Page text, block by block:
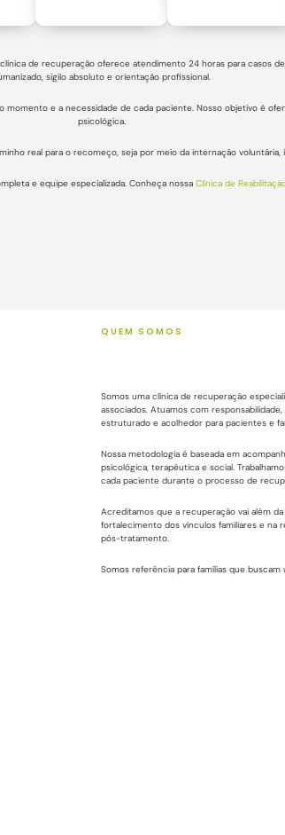
de recuperação oferece atendimento 24 horas para
sigilo absoluto e orientação profissional.
momento e a necessidade de cada paciente. Nosso objetivo
psicológica.
real para o recomeço, seja por meio da internação
e equipe especializada. Conheça nossa Clínica de
QUEM SOMOS
Somos uma clínica de recuperação
associados. Atuamos com
estruturado e acolhedor para pacientes e
Nossa metodologia é baseada em
psicológica, terapêutica e social.
cada paciente durante o processo de
Acreditamos que a recuperação vai além
fortalecimento dos vínculos familiares e
pós-tratamento.
Somos referência para famílias que